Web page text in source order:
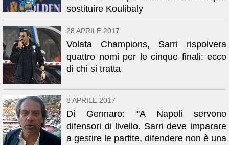
sostituire Koulibaly
28 APRILE 2017
Volata Champions, Sarri rispolvera
quattro nomi per le cinque finali: ecco
di chi si tratta
8 APRILE 2017
Di Gennaro: "A Napoli servono
difensori di livello. Sarri deve imparare
a gestire le partite, difendere non è una